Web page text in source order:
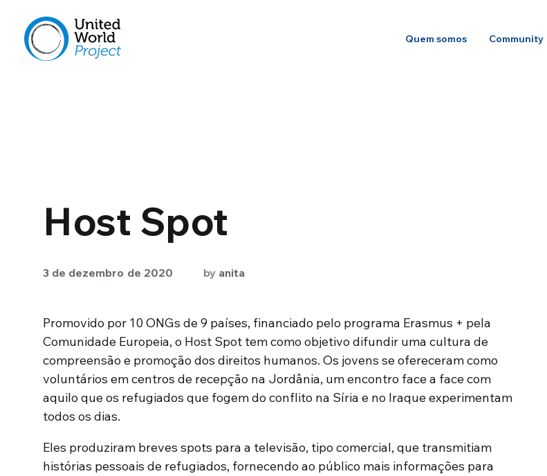
Quem somos Community
Host Spot
3 de dezembro de 2020 by anita
Promovido por 10 ONGs de 9 países, financiado pelo programa Erasmus + pela
Comunidade Europeia, o Host Spot tem como objetivo difundir uma cultura de
compreensão e promoção dos direitos humanos. Os jovens se ofereceram como
voluntários em centros de recepção na Jordânia, um encontro face a face com
aquilo que os refugiados que fogem do conflito na Síria e no Iraque experimentam
todos os dias.
Eles produziram breves spots para a televisão, tipo comercial, que transmitiam
histórias pessoais de refugiados, fornecendo ao público mais informações para